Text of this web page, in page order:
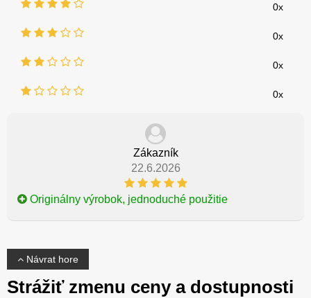
0x
0x
0x
0x
Zákazník
22.6.2026
Originálny výrobok, jednoduché použitie
Návrat hore
Strážiť zmenu ceny a dostupnosti